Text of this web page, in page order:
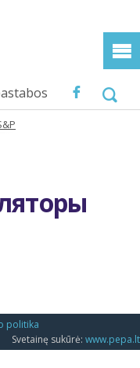
politika
Svetainę sukūrė: www.pepa.lt